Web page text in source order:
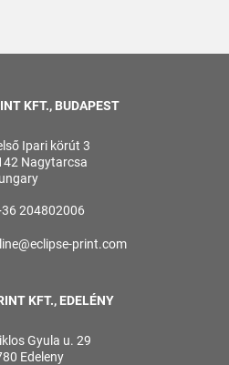
KFT., BUDAPEST
Ipari körút 3
Nagytarcsa
204802006
print.com
KFT., EDELÉNY
Gyula u. 29
Edeleny